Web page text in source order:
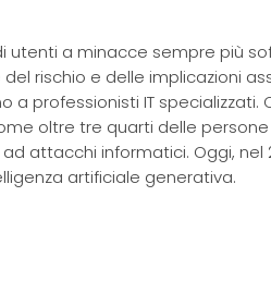
utenti a minacce sempre più
rischio e delle implicazioni
professionisti IT specializzati.
oltre tre quarti delle
attacchi informatici. Oggi, nel
artificiale generativa.